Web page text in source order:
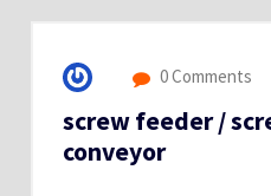
0 Comments
screw feeder /
conveyor